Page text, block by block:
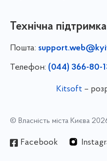
Технічна підтримка
Пошта:
Телефон: (044) 366-80-
Kitsoft –
© Власність міста Києва
Facebook